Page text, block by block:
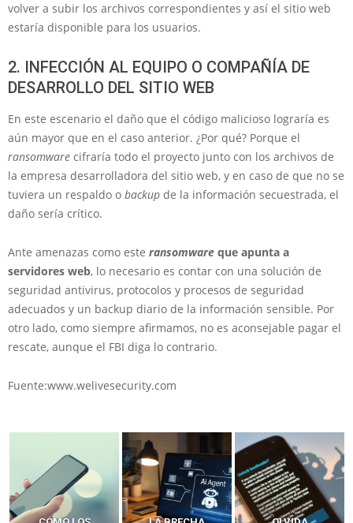
volver a subir los archivos correspondientes y así el sitio web
estaría disponible para los usuarios.
2. INFECCIÓN AL EQUIPO O COMPAÑÍA DE
DESARROLLO DEL SITIO WEB
En este escenario el daño que el código malicioso lograría es
aún mayor que en el caso anterior. ¿Por qué? Porque el
ransomware cifraría todo el proyecto junto con los archivos de
la empresa desarrolladora del sitio web, y en caso de que no se
tuviera un respaldo o backup de la información secuestrada, el
daño sería crítico.
Ante amenazas como este ransomware que apunta a
servidores web, lo necesario es contar con una solución de
seguridad antivirus, protocolos y procesos de seguridad
adecuados y un backup diario de la información sensible. Por
otro lado, como siempre afirmamos, no es aconsejable pagar el
rescate, aunque el FBI diga lo contrario.
Fuente:www.welivesecurity.com